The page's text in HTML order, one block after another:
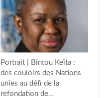
Portrait | Bintou Keïta :
des couloirs des Nations
unies au défi de la
refondation de…